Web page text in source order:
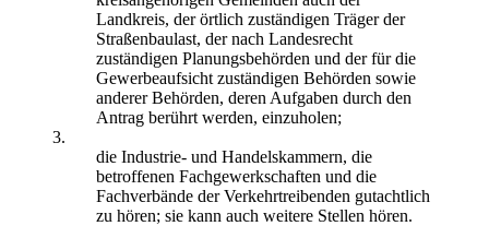
Landkreis, der örtlich zuständigen Träger der
Straßenbaulast, der nach Landesrecht
zuständigen Planungsbehörden und der für die
Gewerbeaufsicht zuständigen Behörden sowie
anderer Behörden, deren Aufgaben durch den
Antrag berührt werden, einzuholen;
3.
die Industrie- und Handelskammern, die
betroffenen Fachgewerkschaften und die
Fachverbände der Verkehrtreibenden gutachtlich
zu hören; sie kann auch weitere Stellen hören.